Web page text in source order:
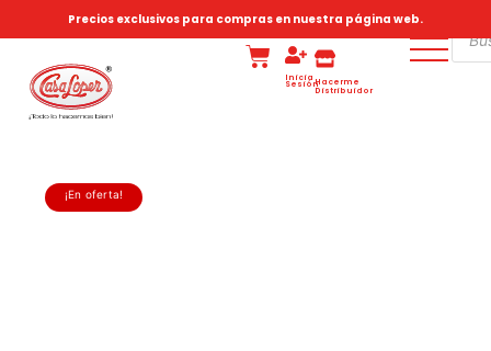
Precios exclusivos para compras en nuestra página web.
Inicia
SesiónHacerme
Distribuidor
¡En oferta!